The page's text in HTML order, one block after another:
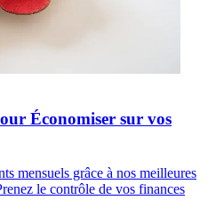
Économiser sur vos
mensuels grâce à nos meilleures
le contrôle de vos finances